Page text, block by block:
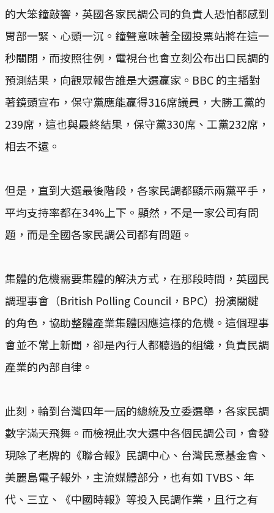
的大笨鐘敲響，英國各家民調公司的負責人恐怕都感到
胃部一緊、心頭一沉。鐘聲意味著全國投票站將在這一
秒關閉，而按照往例，電視台也會立刻公布出口民調的
預測結果，向觀眾報告誰是大選贏家。BBC 的主播對
著鏡頭宣布，保守黨應能贏得316席議員，大勝工黨的
239席，這也與最終結果，保守黨330席、工黨232席，
相去不遠。
但是，直到大選最後階段，各家民調都顯示兩黨平手，
平均支持率都在34%上下。顯然，不是一家公司有問
題，而是全國各家民調公司都有問題。
集體的危機需要集體的解決方式，在那段時間，英國民
調理事會（British Polling Council，BPC）扮演關鍵
的角色，協助整體產業集體因應這樣的危機。這個理事
會並不常上新聞，卻是內行人都聽過的組織，負責民調
產業的內部自律。
此刻，輪到台灣四年一屆的總統及立委選舉，各家民調
數字滿天飛舞。而檢視此次大選中各個民調公司，會發
現除了老牌的《聯合報》民調中心、台灣民意基金會、
美麗島電子報外，主流媒體部分，也有如 TVBS、年
代、三立、《中國時報》等投入民調作業，且行之有